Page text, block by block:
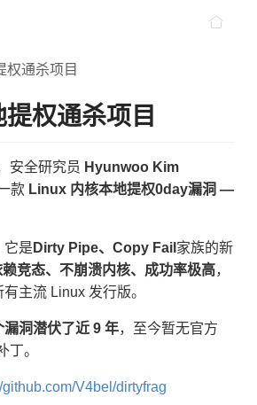
权通杀项目
权通杀项目
安全研究员 Hyunwoo Kim
款 Linux 内核本地提权0day漏洞 —
它是 Dirty Pipe、Copy Fail 家族的新
竞态、不崩溃内核、成功率极高，
主流 Linux 发行版。
漏洞潜伏了近 9 年，至今暂无官方
丁。
github.com/V4bel/dirtyfrag